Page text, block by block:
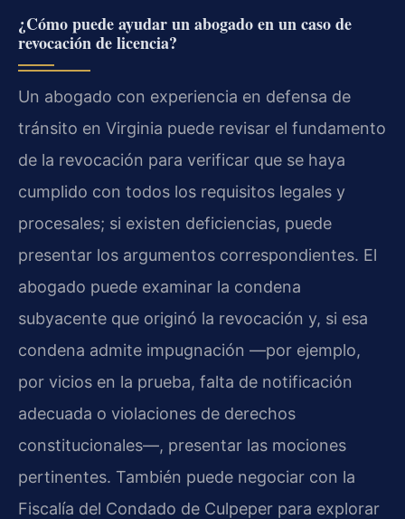
¿Cómo puede ayudar un abogado en un caso de
revocación de licencia?
Un abogado con experiencia en defensa de
tránsito en Virginia puede revisar el fundamento
de la revocación para verificar que se haya
cumplido con todos los requisitos legales y
procesales; si existen deficiencias, puede
presentar los argumentos correspondientes. El
abogado puede examinar la condena
subyacente que originó la revocación y, si esa
condena admite impugnación —por ejemplo,
por vicios en la prueba, falta de notificación
adecuada o violaciones de derechos
constitucionales—, presentar las mociones
pertinentes. También puede negociar con la
Fiscalía del Condado de Culpeper para explorar